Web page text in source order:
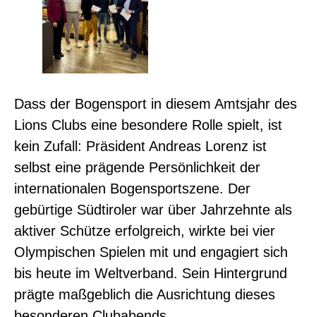
Dass der Bogensport in diesem Amtsjahr des
Lions Clubs eine besondere Rolle spielt, ist
kein Zufall: Präsident Andreas Lorenz ist
selbst eine prägende Persönlichkeit der
internationalen Bogensportszene. Der
gebürtige Südtiroler war über Jahrzehnte als
aktiver Schütze erfolgreich, wirkte bei vier
Olympischen Spielen mit und engagiert sich
bis heute im Weltverband. Sein Hintergrund
prägte maßgeblich die Ausrichtung dieses